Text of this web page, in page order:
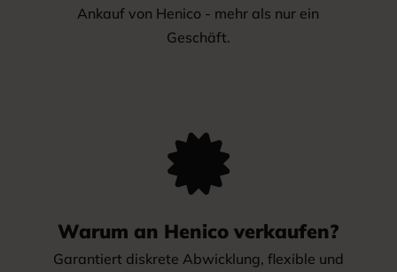
Ankauf von Henico - mehr als nur ein
Geschäft.

Warum an Henico verkaufen?
Garantiert diskrete Abwicklung, flexible und